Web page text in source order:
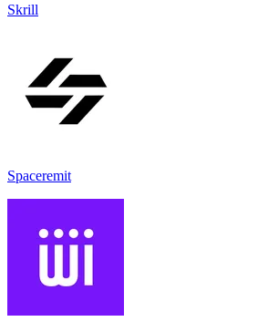
Skrill
Spaceremit